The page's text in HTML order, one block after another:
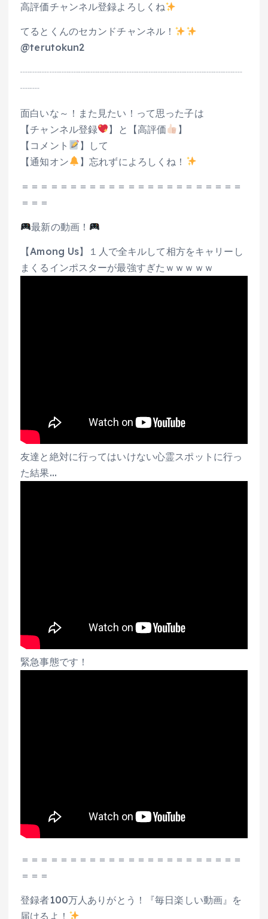
高評価チャンネル登録よろしくね
てるとくんのセカンドチャンネル！
@terutokun2
┈┈┈┈┈┈┈┈┈┈┈┈┈┈┈┈┈┈┈┈┈┈┈
┈┈
面白いな～！また見たい！って思った子は
【チャンネル登録
】と【高評価
】
【コメント
】して
【通知オン
】忘れずによろしくね！
＝＝＝＝＝＝＝＝＝＝＝＝＝＝＝＝＝＝＝＝＝＝＝
＝＝＝
最新の動画！
【Among Us】１人で全キルして相方をキャリーし
まくるインポスターが最強すぎたｗｗｗｗｗ
友達と絶対に行ってはいけない心霊スポットに行っ
た結果…
緊急事態です！
＝＝＝＝＝＝＝＝＝＝＝＝＝＝＝＝＝＝＝＝＝＝＝
＝＝＝
登録者100万人ありがとう！『毎日楽しい動画』を
届けるよ！